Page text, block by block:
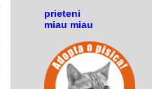
prieteni
miau miau